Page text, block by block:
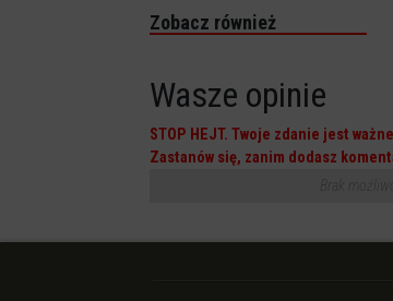
Zobacz również
Wasze opinie
STOP HEJT. Twoje zdanie jest
Zastanów się, zanim dodasz